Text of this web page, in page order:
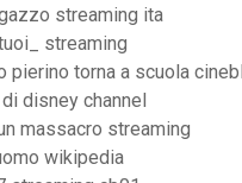
streaming ita
streaming
pierino torna a scuola
disney channel
massacro streaming
wikipedia